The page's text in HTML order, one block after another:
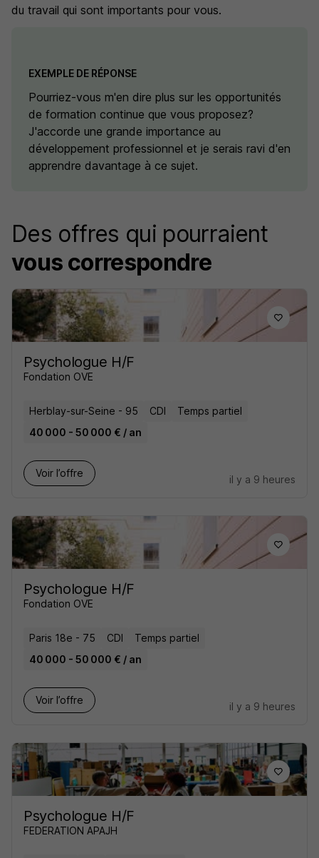
du travail qui sont importants pour vous.
EXEMPLE DE RÉPONSE
Pourriez-vous m'en dire plus sur les opportunités
de formation continue que vous proposez?
J'accorde une grande importance au
développement professionnel et je serais ravi d'en
apprendre davantage à ce sujet.
Des offres qui pourraient
vous correspondre
Psychologue H/F
Fondation OVE
Herblay-sur-Seine - 95 CDI
Temps partiel
40 000 - 50 000 € / an
Voir l’offre
il y a 9 heures
Psychologue H/F
Fondation OVE
Paris 18e - 75 CDI
Temps partiel
40 000 - 50 000 € / an
Voir l’offre
il y a 9 heures
Psychologue H/F
FEDERATION APAJH